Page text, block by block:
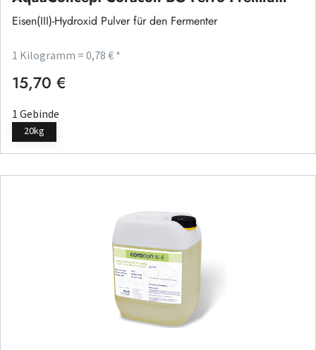
Eisen(III)-Hydroxid Pulver für den Fermenter
1 Kilogramm = 0,78 € *
Regulärer Preis:
15,70 €
1 Gebinde
20kg